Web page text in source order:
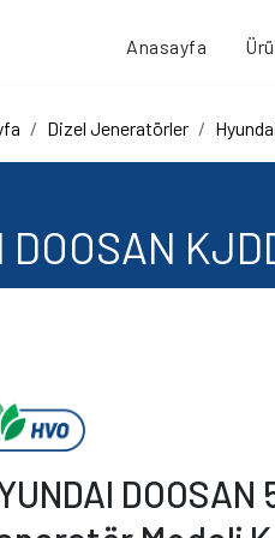
Anasayfa
Dizel Jeneratörler
DOOSAN
DOOSAN